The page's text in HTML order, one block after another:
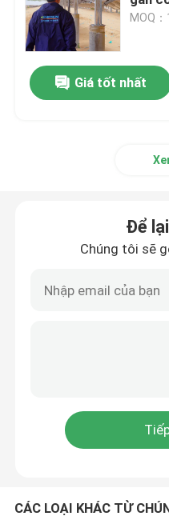
Chân đế cố định bảng
Hệ thống PV phân tán
Hệ thống PV năng
Giá đỡ PV
Bộ gắn Pv
Tuổi
MOQ
Giá tốt nhất
Để
Chúng tôi sẽ
CÁC LOẠI KHÁC TỪ